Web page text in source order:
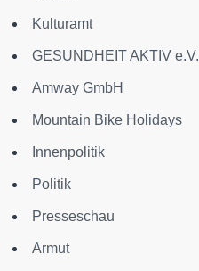
Kulturamt
GESUNDHEIT AKTIV e.V.
Amway GmbH
Mountain Bike Holidays
Innenpolitik
Politik
Presseschau
Armut